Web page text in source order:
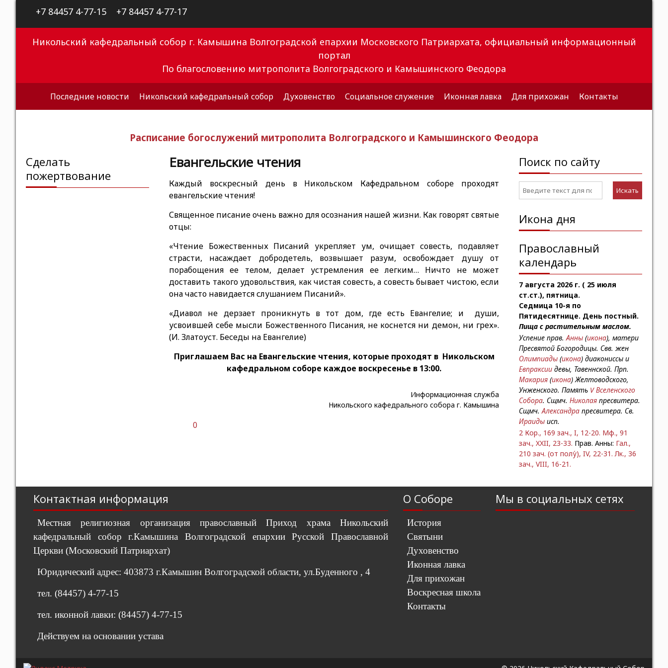
+7 84457 4-77-15 +7 84457 4-77-17
Никольский кафедральный собор г. Камышина Волгоградской епархии Московского Патриархата, официальный информационный
портал
По благословению митрополита Волгоградского и Камышинского Феодора
Последние новости Никольский кафедральный собор Духовенство Социальное служение Иконная лавка Для прихожан Контакты
Расписание богослужений митрополита Волгоградского и Камышинского Феодора
Сделать
пожертвование
Евангельские чтения
Каждый воскресный день в Никольском Кафедральном соборе проходят
евангельские чтения!
Священное писание очень важно для осознания нашей жизни. Как говорят святые
отцы:
«Чтение Божественных Писаний укрепляет ум, очищает совесть, подавляет
страсти, насаждает добродетель, возвышает разум, освобождает душу от
порабощения ее телом, делает устремления ее легким… Ничто не может
доставить такого удовольствия, как чистая совесть, а совесть бывает чистою, если
она часто навидается слушанием Писаний».
«Диавол не дерзает проникнуть в тот дом, где есть Евангелие; и души,
усвоившей себе мысли Божественного Писания, не коснется ни демон, ни грех».
(И. Златоуст. Беседы на Евангелие)
Приглашаем Вас на Евангельские чтения, которые проходят в Никольском
кафедральном соборе каждое воскресенье в 13:00.
Информационная служба
Никольского кафедрального собора г. Камышина
0
Поиск по сайту
Искать
Икона дня
Православный
календарь
7 августа 2026 г. ( 25 июля
ст.ст.), пятница.
Седмица 10-я по
Пятидесятнице. День постный.
Пища с растительным маслом.
Успение прав.Анны (икона), матери
Пресвятой Богородицы. Свв. жен
Олимпиады (икона) диакониссы и
Евпраксии девы, Тавеннской. Прп.
Макария (икона) Желтоводского,
Унженского. Память V Вселенского
Собора. Сщмч. Николая пресвитера.
Сщмч.Александра пресвитера. Св.
Ираиды исп.
2 Кор., 169 зач., I, 12-20. Мф., 91
зач., XXII, 23-33. Прав. Анны: Гал.,
210 зач. (от полу́), IV, 22-31. Лк., 36
зач., VIII, 16-21.
Контактная информация
Местная религиозная организация православный Приход храма Никольский
кафедральный собор г.Камышина Волгоградской епархии Русской Православной
Церкви (Московский Патриархат)
Юридический адрес: 403873 г.Камышин Волгоградской области, ул.Буденного , 4
тел. (84457) 4-77-15
тел. иконной лавки: (84457) 4-77-15
Действуем на основании устава
О Соборе
История
Святыни
Духовенство
Иконная лавка
Для прихожан
Воскресная школа
Контакты
Мы в социальных сетях